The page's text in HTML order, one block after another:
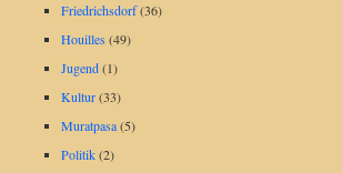
Friedrichsdorf(36)
Houilles(49)
Jugend(1)
Kultur(33)
Muratpasa(5)
Politik(2)